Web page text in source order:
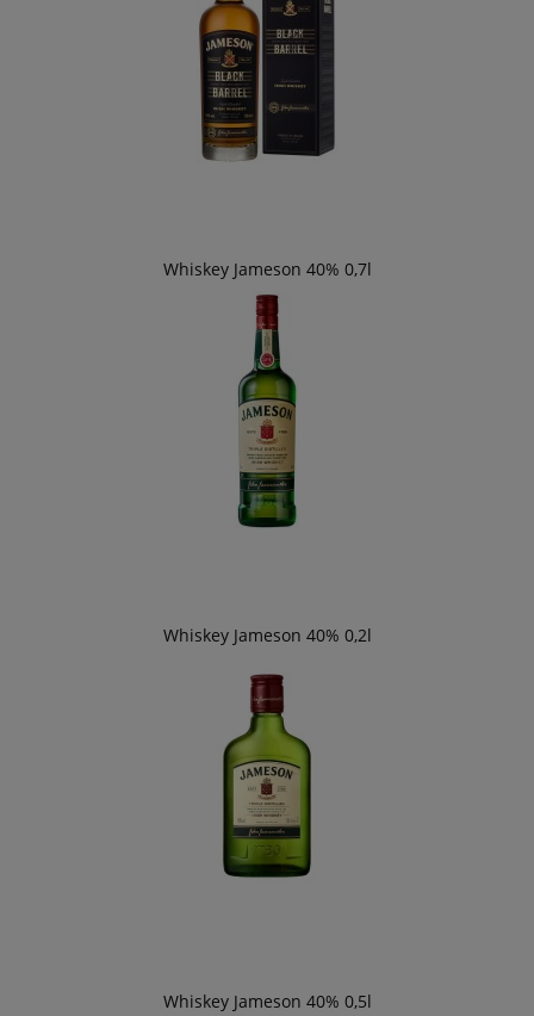
Whiskey Jameson 40% 0,7l
Whiskey Jameson 40% 0,2l
Whiskey Jameson 40% 0,5l